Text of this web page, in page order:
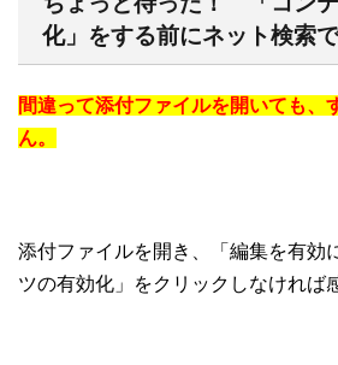
化」をする前にネット検索
間違って添付ファイルを開いても、
ん。
添付ファイルを開き、「編集を有効
ツの有効化」をクリックしなければ